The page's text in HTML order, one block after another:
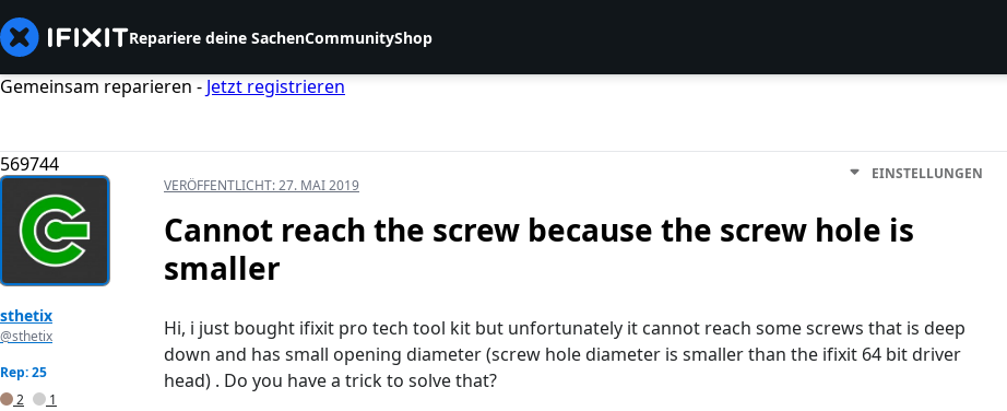
Repariere deine SachenCommunityShop
Gemeinsam reparieren - Jetzt registrieren
569744
sthetix
@sthetix
Rep: 25
2
1
VERÖFFENTLICHT:27. MAI 2019
EINSTELLUNGEN
Cannot reach the screw because the screw hole is
smaller
Hi, i just bought ifixit pro tech tool kit but unfortunately it cannot reach some screws that is deep
down and has small opening diameter (screw hole diameter is smaller than the ifixit 64 bit driver
head) . Do you have a trick to solve that?